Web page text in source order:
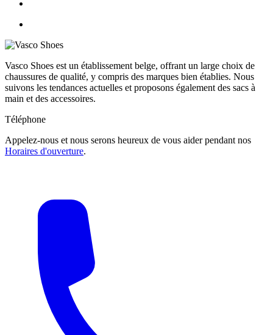
Vasco Shoes est un établissement belge, offrant un large choix de
chaussures de qualité, y compris des marques bien établies. Nous
suivons les tendances actuelles et proposons également des sacs à
main et des accessoires.
Téléphone
Appelez-nous et nous serons heureux de vous aider pendant nos
Horaires d'ouverture.